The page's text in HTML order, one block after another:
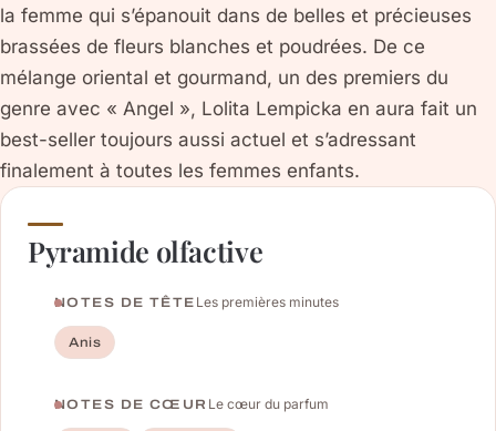
la femme qui s’épanouit dans de belles et précieuses
brassées de fleurs blanches et poudrées. De ce
mélange oriental et gourmand, un des premiers du
genre avec « Angel », Lolita Lempicka en aura fait un
best-seller toujours aussi actuel et s’adressant
finalement à toutes les femmes enfants.
Pyramide olfactive
NOTES DE TÊTE Les premières minutes
Anis
NOTES DE CŒUR Le cœur du parfum